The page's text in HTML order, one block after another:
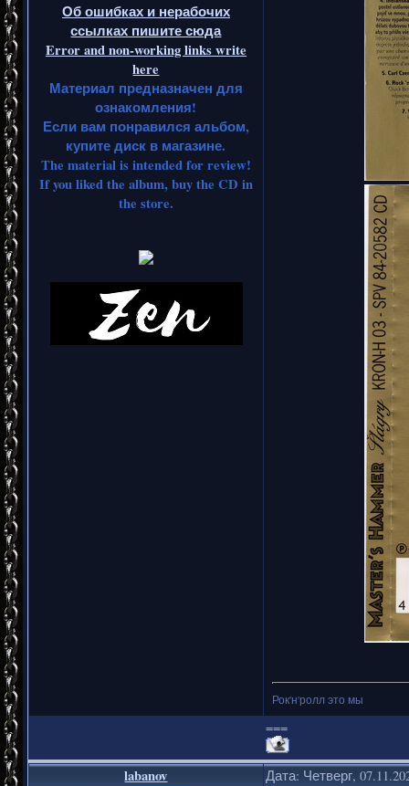
Об ошибках и нерабочих
ссылках пишите сюда
Error and non-working links write
here
Материал предназначен для
ознакомления!
Если вам понравился альбом,
купите диск в магазине.
The material is intended for review!
If you liked the album, buy the CD in
the store.
Рок'н'ролл это мы
===
labanov Дата: Четверг,